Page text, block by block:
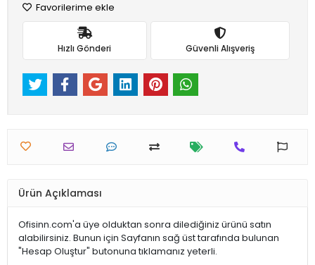
Favorilerime ekle
Hızlı Gönderi Güvenli Alışveriş
Ürün Açıklaması
Ofisinn.com'a üye olduktan sonra dilediğiniz ürünü satın
alabilirsiniz. Bunun için Sayfanın sağ üst tarafında bulunan
"Hesap Oluştur" butonuna tıklamanız yeterli.